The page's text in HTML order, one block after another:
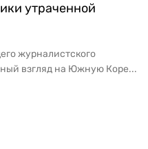
утраченной
журналистского
взгляд на Южную Коре...